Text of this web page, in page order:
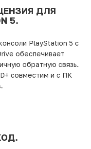
ДЛЯ
5.
PlayStation 5 с
обеспечивает
обратную связь.
совместим и с ПК